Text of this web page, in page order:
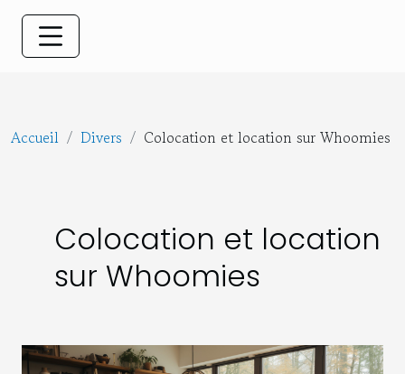
Accueil Divers Colocation et location sur Whoomies
Colocation et location
sur Whoomies